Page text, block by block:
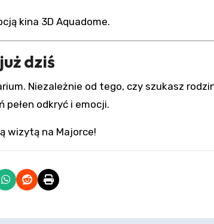
kina 3D Aquadome.
dziś
Niezależnie od tego, czy szukasz
odkryć i emocji.
wizytą na Majorce!